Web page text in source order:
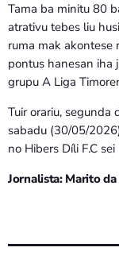
Tama ba minitu 80
atrativu tebes liu
ruma mak
pontus hanesan iha
grupu A Liga
Tuir orariu, segunda
sabadu (30/05/
no Hibers Díli F.C
Jornalista: Marito